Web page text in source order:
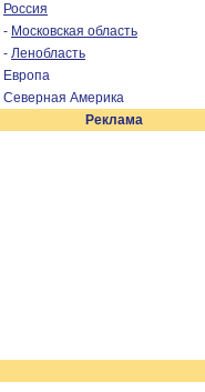
Россия
- Московская область
- Ленобласть
Европа
Северная Америка
Реклама